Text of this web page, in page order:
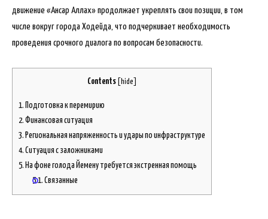
движение «Ансар Аллах» продолжает укреплять свои позиции, в том
числе вокруг города Ходейда, что подчеркивает необходимость
проведения срочного диалога по вопросам безопасности.
Contents hide
1. Подготовка к перемирию
2. Финансовая ситуация
3. Региональная напряженность и удары по инфраструктуре
4. Ситуация с заложниками
5. На фоне голода Йемену требуется экстренная помощь
5.1. Связанные